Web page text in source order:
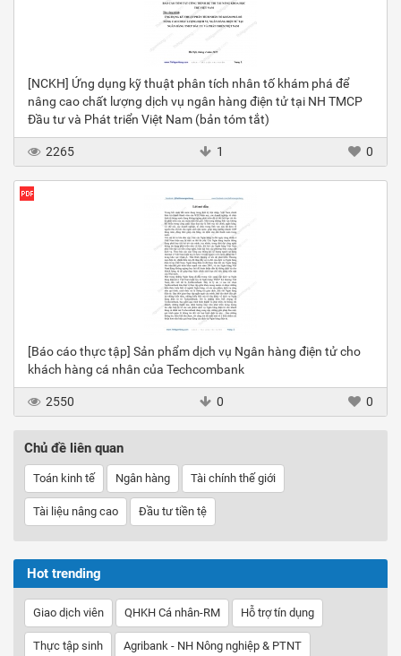
[NCKH] Ứng dụng kỹ thuật phân tích nhân tố khám phá để
nâng cao chất lượng dịch vụ ngân hàng điện tử tại NH TMCP
Đầu tư và Phát triển Việt Nam (bản tóm tắt)
2265 1 0
[Báo cáo thực tập] Sản phẩm dịch vụ Ngân hàng điện tử cho
khách hàng cá nhân của Techcombank
2550 0 0
Chủ đề liên quan
Toán kinh tế Ngân hàng Tài chính thế giới
Tài liệu nâng cao Đầu tư tiền tệ
Hot trending
Giao dịch viên QHKH Cá nhân-RM Hỗ trợ tín dụng
Thực tập sinh Agribank - NH Nông nghiệp & PTNT